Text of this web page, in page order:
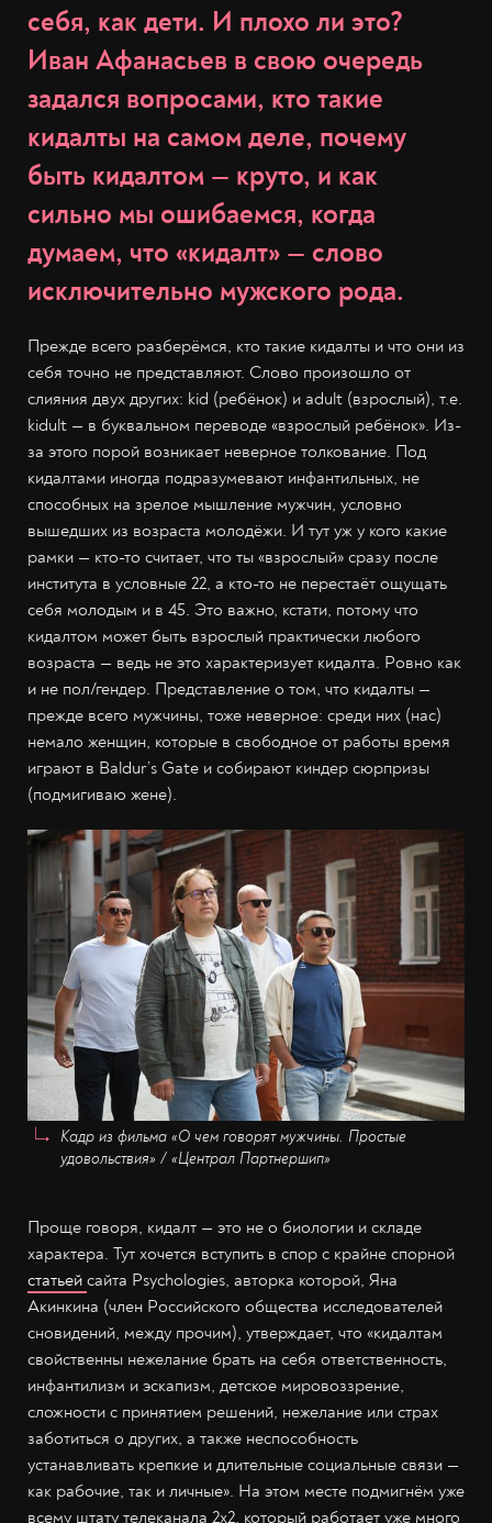
себя, как дети. И плохо ли это?
Иван Афанасьев в свою очередь
задался вопросами, кто такие
кидалты на самом деле, почему
быть кидалтом — круто, и как
сильно мы ошибаемся, когда
думаем, что «кидалт» — слово
исключительно мужского рода.
Прежде всего разберёмся, кто такие кидалты и что они из
себя точно не представляют. Слово произошло от
слияния двух других: kid (ребёнок) и adult (взрослый), т.е.
kidult — в буквальном переводе «взрослый ребёнок». Из-
за этого порой возникает неверное толкование. Под
кидалтами иногда подразумевают инфантильных, не
способных на зрелое мышление мужчин, условно
вышедших из возраста молодёжи. И тут уж у кого какие
рамки — кто-то считает, что ты «взрослый» сразу после
института в условные 22, а кто-то не перестаёт ощущать
себя молодым и в 45. Это важно, кстати, потому что
кидалтом может быть взрослый практически любого
возраста — ведь не это характеризует кидалта. Ровно как
и не пол/гендер. Представление о том, что кидалты —
прежде всего мужчины, тоже неверное: среди них (нас)
немало женщин, которые в свободное от работы время
играют в Baldur’s Gate и собирают киндер сюрпризы
(подмигиваю жене).
Кадр из фильма «О чем говорят мужчины. Простые
удовольствия» / «Централ Партнершип»
Проще говоря, кидалт — это не о биологии и складе
характера. Тут хочется вступить в спор с крайне спорной
статьей сайта Psychologies, авторка которой, Яна
Акинкина (член Российского общества исследователей
сновидений, между прочим), утверждает, что «кидалтам
свойственны нежелание брать на себя ответственность,
инфантилизм и эскапизм, детское мировоззрение,
сложности с принятием решений, нежелание или страх
заботиться о других, а также неспособность
устанавливать крепкие и длительные социальные связи —
как рабочие, так и личные». На этом месте подмигнём уже
всему штату телеканала 2x2, который работает уже много